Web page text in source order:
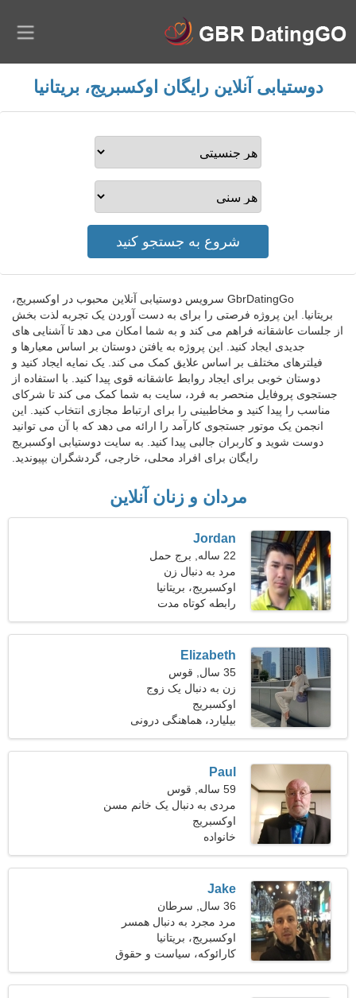
دوستیابی آنلاین رایگان اوکسبریج، بریتانیا
GbrDatingGo سرویس دوستیابی آنلاین محبوب در اوکسبریج،
بریتانیا. این پروژه فرصتی را برای به دست آوردن یک تجربه لذت بخش
از جلسات عاشقانه فراهم می کند و به شما امکان می دهد تا آشنایی های
جدیدی ایجاد کنید. این پروژه به یافتن دوستان بر اساس معیارها و
فیلترهای مختلف بر اساس علایق کمک می کند. یک نمایه ایجاد کنید و
دوستان خوبی برای ایجاد روابط عاشقانه قوی پیدا کنید. با استفاده از
جستجوی پروفایل منحصر به فرد، سایت به شما کمک می کند تا شرکای
مناسب را پیدا کنید و مخاطبینی را برای ارتباط مجازی انتخاب کنید. این
انجمن یک موتور جستجوی کارآمد را ارائه می دهد که با آن می توانید
دوست شوید و کاربران جالبی پیدا کنید. به سایت دوستیابی اوکسبریج
رایگان برای افراد محلی، خارجی، گردشگران بپیوندید.
مردان و زنان آنلاین
Jordan
22 ساله, برج حمل
مرد به دنبال زن
اوکسبریج، بریتانیا
رابطه کوتاه مدت
Elizabeth
35 سال, قوس
زن به دنبال یک زوج
اوکسبریج
بیلیارد، هماهنگی درونی
Paul
59 ساله, قوس
مردی به دنبال یک خانم مسن
اوکسبریج
خانواده
Jake
36 سال, سرطان
مرد مجرد به دنبال همسر
اوکسبریج، بریتانیا
کارائوکه، سیاست و حقوق